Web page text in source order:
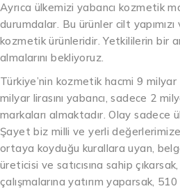
Ayrıca ülkemizi yabancı kozmetik
durumdalar. Bu ürünler cilt yapımızı
kozmetik ürünleridir. Yetkililerin bir
almalarını bekliyoruz.
Türkiye’nin kozmetik hacmi 9 milyar
milyar lirasını yabancı, sadece 2
markaları almaktadır. Olay sadece
Şayet biz milli ve yerli değerlerimize
ortaya koyduğu kurallara uyan,
üreticisi ve satıcısına sahip
çalışmalarına yatırım yaparsak,